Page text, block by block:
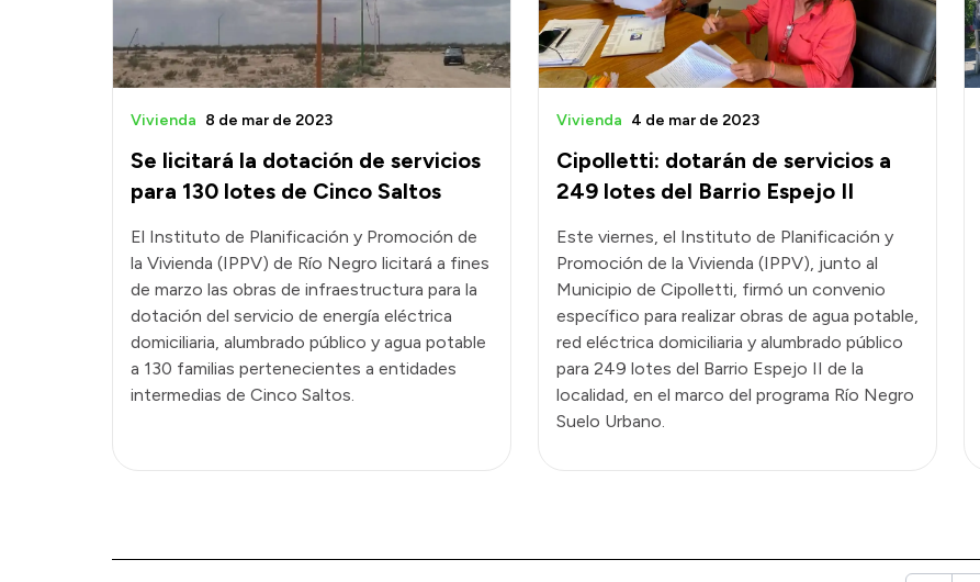
Se licitará la dotación de servicios
para 130 lotes de Cinco Saltos
Vivienda 8 de mar de 2023
El Instituto de Planificación y Promoción de
la Vivienda (IPPV) de Río Negro licitará a fines
de marzo las obras de infraestructura para la
dotación del servicio de energía eléctrica
domiciliaria, alumbrado público y agua potable
a 130 familias pertenecientes a entidades
intermedias de Cinco Saltos.
Cipolletti: dotarán de servicios a
249 lotes del Barrio Espejo II
Vivienda 4 de mar de 2023
Este viernes, el Instituto de Planificación y
Promoción de la Vivienda (IPPV), junto al
Municipio de Cipolletti, firmó un convenio
específico para realizar obras de agua potable,
red eléctrica domiciliaria y alumbrado público
para 249 lotes del Barrio Espejo II de la
localidad, en el marco del programa Río Negro
Suelo Urbano.